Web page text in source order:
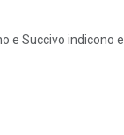
e Succivo indicono